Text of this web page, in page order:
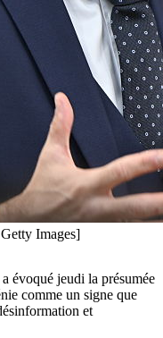
Images]
évoqué jeudi la présumée
comme un signe que
et